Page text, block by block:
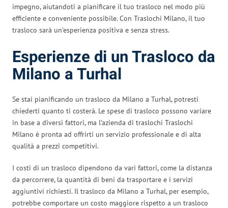
impegno, aiutandoti a pianificare il tuo trasloco nel modo più
efficiente e conveniente possibile. Con Traslochi Milano, il tuo
trasloco sarà un’esperienza positiva e senza stress.
Esperienze di un Trasloco da
Milano a Turhal
Se stai pianificando un trasloco da Milano a Turhal, potresti
chiederti quanto ti costerà. Le spese di trasloco possono variare
in base a diversi fattori, ma l’azienda di traslochi Traslochi
Milano è pronta ad offrirti un servizio professionale e di alta
qualità a prezzi competitivi.
I costi di un trasloco dipendono da vari fattori, come la distanza
da percorrere, la quantità di beni da trasportare e i servizi
aggiuntivi richiesti. Il trasloco da Milano a Turhal, per esempio,
potrebbe comportare un costo maggiore rispetto a un trasloco